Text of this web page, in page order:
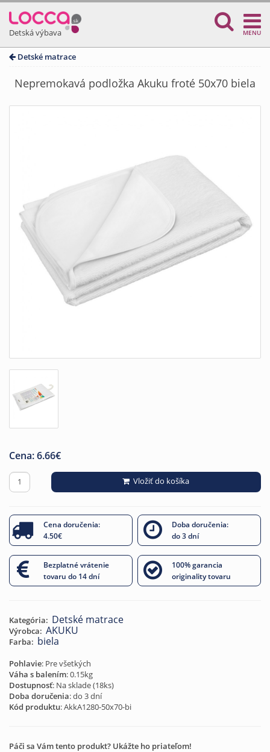
Detská výbava MENU
Detské matrace
Nepremokavá podložka Akuku froté 50x70 biela
Cena:6.66€
Vložiť do košíka
Cena doručenia:
4.50€
Doba doručenia:
do 3 dní
Bezplatné vrátenie
tovaru do 14 dní
100% garancia
originality tovaru
Kategória: Detské matrace
Výrobca: AKUKU
Farba: biela
Pohlavie: Pre všetkých
Váha s balením: 0.15kg
Dostupnosť: Na sklade (18ks)
Doba doručenia: do 3 dní
Kód produktu:AkkA1280-50x70-bi
Páči sa Vám tento produkt? Ukážte ho priateľom!